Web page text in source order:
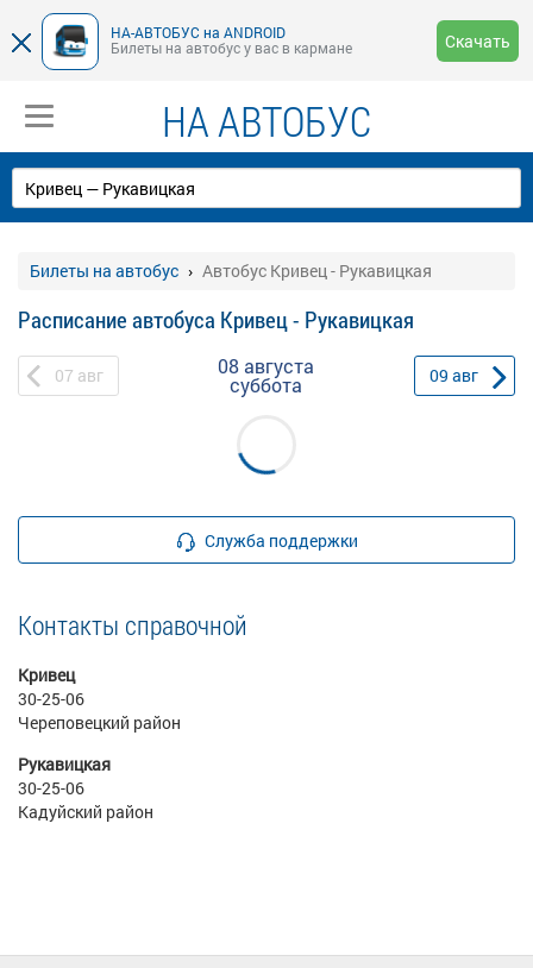
НА-АВТОБУС на ANDROID
Билеты на автобус у вас в кармане
Скачать
НА АВТОБУС
Билеты на автобус Автобус Кривец - Рукавицкая
Расписание автобуса Кривец - Рукавицкая
07 авг 08 августа
суббота 09 авг
Служба поддержки
Контакты справочной
Кривец
30-25-06
Череповецкий район
Рукавицкая
30-25-06
Кадуйский район